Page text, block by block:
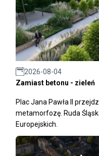
2026-08-04
Zamiast betonu - zieleń
Plac Jana Pawła II
metamorfozę. Ruda
Europejskich.